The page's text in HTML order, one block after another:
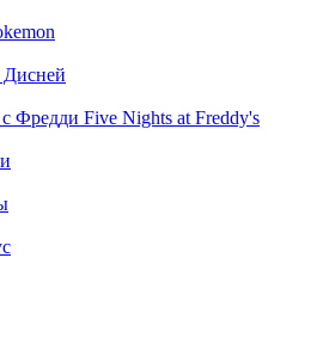
Фредди Five Nights at Freddy's